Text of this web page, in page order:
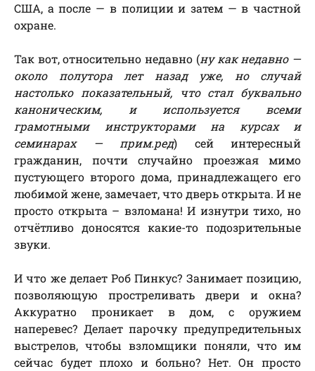
США, а после — в полиции и затем — в частной
охране.
Так вот, относительно недавно (ну как недавно —
около полутора лет назад уже, но случай
настолько показательный, что стал буквально
каноническим, и используется всеми
грамотными инструкторами на курсах и
семинарах — прим.ред) сей интересный
гражданин, почти случайно проезжая мимо
пустующего второго дома, принадлежащего его
любимой жене, замечает, что дверь открыта. И не
просто открыта – взломана! И изнутри тихо, но
отчётливо доносятся какие-то подозрительные
звуки.
И что же делает Роб Пинкус? Занимает позицию,
позволяющую простреливать двери и окна?
Аккуратно проникает в дом, с оружием
наперевес? Делает парочку предупредительных
выстрелов, чтобы взломщики поняли, что им
сейчас будет плохо и больно? Нет. Он просто